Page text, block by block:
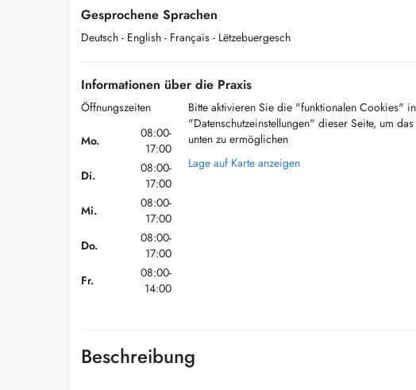
Gesprochene Sprachen
Deutsch - English - Français - Lëtzebuergesch
Informationen über die Praxis
Öffnungszeiten
Mo.
08:00-
17:00
Di.
08:00-
17:00
Mi.
08:00-
17:00
Do.
08:00-
17:00
Fr.
08:00-
14:00
Bitte aktivieren Sie die "funktionalen Cookies"
"Datenschutzeinstellungen" dieser Seite, um
unten zu ermöglichen
Lage auf Karte anzeigen
Beschreibung